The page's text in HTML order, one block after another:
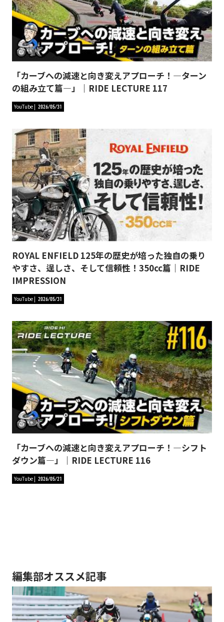
「カーブへの減速と向き変えアプローチ！―ターン
の組み立て篇―」｜RIDE LECTURE 117
YouTube 2026/05/31
ROYAL ENFIELD 125年の歴史が培った独自の乗り
やすさ、逞しさ、そして信頼性！350cc篇｜RIDE
IMPRESSION
YouTube 2026/05/31
「カーブへの減速と向き変えアプローチ！―シフト
ダウン篇―」｜RIDE LECTURE 116
YouTube 2026/05/21
編集部オススメ記事